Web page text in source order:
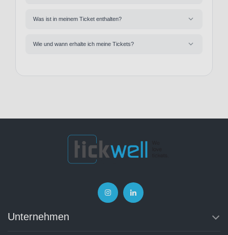
Was ist in meinem Ticket enthalten?
Wie und wann erhalte ich meine Tickets?
Unternehmen